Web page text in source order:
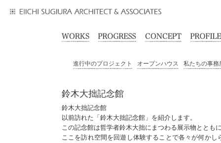
進行中のプロジェクト オープンハウス 私たちの事務
鈴木大拙記念館
鈴木大拙記念館
以前訪れた「鈴木大拙記念館」を紹介します。
この記念館は哲学者鈴木大拙にまつわる展示物ととも
ここを訪れ空間を回遊し体験することで各々が何かし